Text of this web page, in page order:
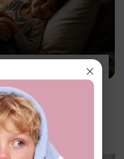
des pyjamas adaptés
de votre enfant